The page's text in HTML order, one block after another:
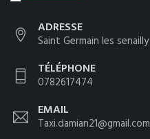
ADRESSE
Saint Germain les senailly
TÉLÉPHONE
0782617474
EMAIL
Taxi.damian21@gmail.com